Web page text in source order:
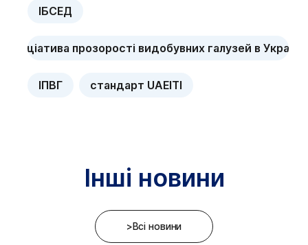
ІБСЕД
ініціатива прозорості видобувних галузей в Україні
ІПВГ стандарт UAEITI
Інші новини
>Всі новини